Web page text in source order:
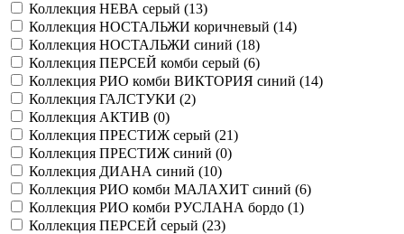
Коллекция НЕВА серый (13)
Коллекция НОСТАЛЬЖИ коричневый (14)
Коллекция НОСТАЛЬЖИ синий (18)
Коллекция ПЕРСЕЙ комби серый (6)
Коллекция РИО комби ВИКТОРИЯ синий (14)
Коллекция ГАЛСТУКИ (2)
Коллекция АКТИВ (0)
Коллекция ПРЕСТИЖ серый (21)
Коллекция ПРЕСТИЖ синий (0)
Коллекция ДИАНА синий (10)
Коллекция РИО комби МАЛАХИТ синий (6)
Коллекция РИО комби РУСЛАНА бордо (1)
Коллекция ПЕРСЕЙ серый (23)